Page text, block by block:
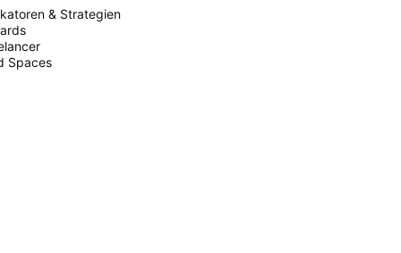
& Strategien
Spaces